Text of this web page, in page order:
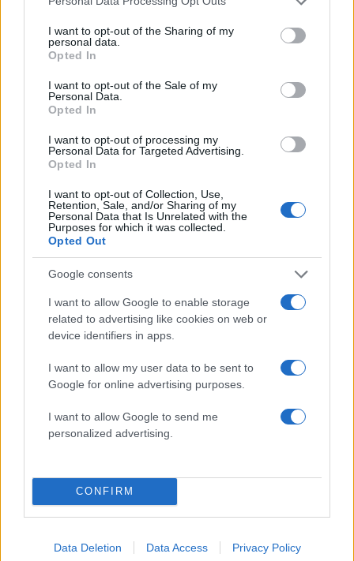
not limited to your visit or usage behaviour. You may click to
grant or deny consent to Google and its third-party tags to
use your data for below specified purposes in below Google
consent section.
I want to opt-out of the Sharing of my
personal data.
Opted In
I want to opt-out of the Sale of my
Personal Data.
Opted In
I want to opt-out of processing my
Personal Data for Targeted Advertising.
Opted In
I want to opt-out of Collection, Use,
Retention, Sale, and/or Sharing of my
Personal Data that Is Unrelated with the
Purposes for which it was collected.
Opted Out
Google consents
I want to allow Google to enable storage
related to advertising like cookies on web or
device identifiers in apps.
I want to allow my user data to be sent to
Google for online advertising purposes.
I want to allow Google to send me
personalized advertising.
CONFIRM
Data Deletion Data Access Privacy Policy
για την ηλεκτρική διασύνδεση Ελλάδας –
Κύπρου: «Ισχυρή ψήφος εμπιστοσύνης» η
είσοδος της Meridiam στην GSI
Canadair 515: Οι πρώτες εικόνες από την
κατασκευή του αεροσκάφους που θα
επιχειρεί και τη νύχτα στα μέτωπα της
Αυγερινός, Μουτσάτσου και ακόμη 20
πρώην στελέχη κατά Καρυστιανού: «Δεν
«συγκεντρωτικό μοντέλο»
Το πολωμένο μελτέμι που τροφοδότησε
τις φωτιές σε Αττική και Βοιωτία: «Από τα
ισχυρότερα επεισόδια των τελευταίων 50
χρόνων»
Κρανίου τόπος το Πόρτο Γερμενό μετά το
καταστροφικό πέρασμα της φωτιάς –
Ξεκίνησε η αυτοψία στα καμένα σπίτια
Κόσμος: Περισσότερα
άρθρα